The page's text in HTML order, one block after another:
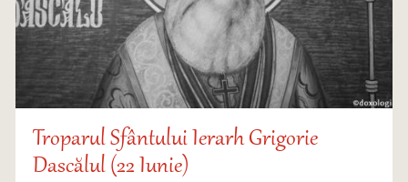
Troparul Sfântului Ierarh Grigorie
Dascălul (22 Iunie)